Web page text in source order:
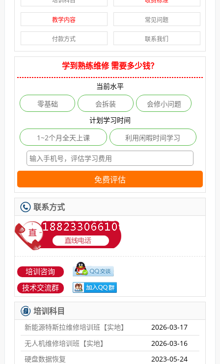
教学内容 常见问题
付款方式 联系我们
学到熟练维修 需要多少钱？
当前水平
零基础
会拆装
会修小问题
计划学习时间
1~2个月全天上课
利用闲暇时间学习
免费评估
联系方式
培训咨询
技术交流群
培训科目
新能源特斯拉维修培训班【实地】
2026-03-17
无人机维修培训班【实地】
2026-03-16
硬盘数据恢复
2023-05-24